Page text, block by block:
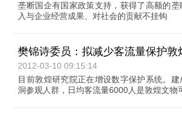
垄断国企有国家政策支持，获得了高额的
入与企业经营成果、对社会的贡献不挂钩
樊锦诗委员：拟减少客流量保护敦
2012-03-10 09:15:14
目前敦煌研究院正在增设数字保护系统。建
洞参观人群，日均客流量6000人是敦煌文物